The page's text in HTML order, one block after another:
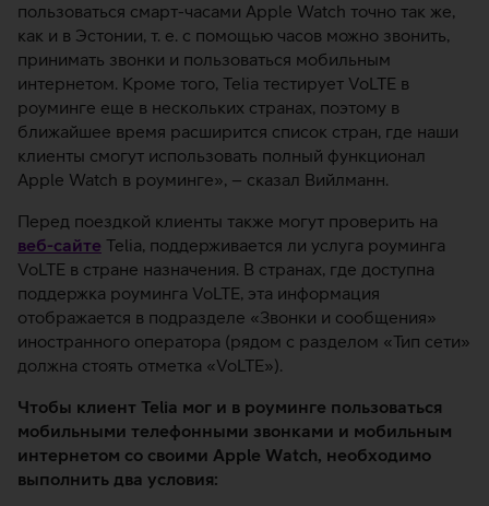
пользоваться смарт-часами Apple Watch точно так же,
как и в Эстонии, т. е. с помощью часов можно звонить,
принимать звонки и пользоваться мобильным
интернетом. Кроме того, Telia тестирует VoLTE в
роуминге еще в нескольких странах, поэтому в
ближайшее время расширится список стран, где наши
клиенты смогут использовать полный функционал
Apple Watch в роуминге», – сказал Вийлманн.
Перед поездкой клиенты также могут проверить на
веб-сайте Telia, поддерживается ли услуга роуминга
VoLTE в стране назначения. В странах, где доступна
поддержка роуминга VoLTE, эта информация
отображается в подразделе «Звонки и сообщения»
иностранного оператора (рядом с разделом «Тип сети»
должна стоять отметка «VoLTE»).
Чтобы клиент Telia мог и в роуминге пользоваться
мобильными телефонными звонками и мобильным
интернетом со своими Apple Watch, необходимо
выполнить два условия: